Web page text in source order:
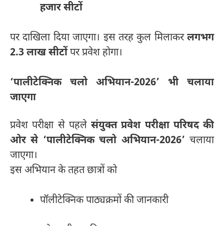
हजार सीटों
पर दाखिला दिया जाएगा। इस तरह कुल मिलाकरलगभग
2.3 लाख सीटोंपर प्रवेश होगा।
‘पालीटेक्निक चलो अभियान-2026’ भी चलाया
जाएगा
प्रवेश परीक्षा से पहले संयुक्त प्रवेश परीक्षा परिषद की
ओर से ‘पालीटेक्निक चलो अभियान-2026’ चलाया
जाएगा।
इस अभियान के तहत छात्रों को
पॉलीटेक्निक पाठ्यक्रमों की जानकारी